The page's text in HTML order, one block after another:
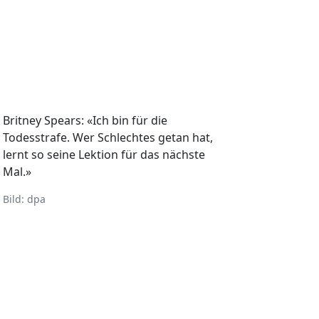
Britney Spears: «Ich bin für die
Todesstrafe. Wer Schlechtes getan hat,
lernt so seine Lektion für das nächste
Mal.»
Bild: dpa